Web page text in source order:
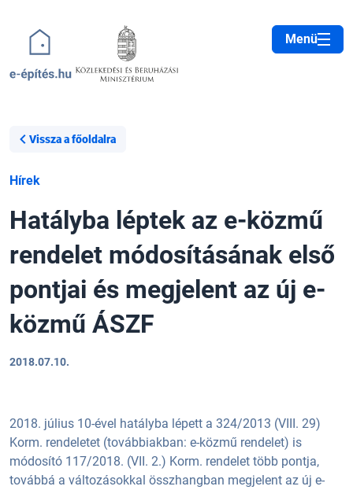
Menü
Vissza a főoldalra
Hírek
Hatályba léptek az e-közmű
rendelet módosításának első
pontjai és megjelent az új e-
közmű ÁSZF
2018.07.10.
2018. július 10-ével hatályba lépett a 324/2013 (VIII. 29)
Korm. rendeletet (továbbiakban: e-közmű rendelet) is
módosító 117/2018. (VII. 2.) Korm. rendelet több pontja,
továbbá a változásokkal összhangban megjelent az új e-